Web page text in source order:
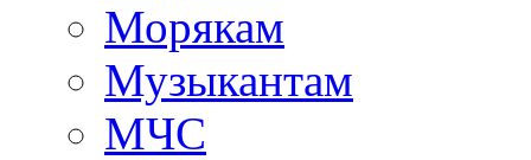
Морякам
Музыкантам
МЧС